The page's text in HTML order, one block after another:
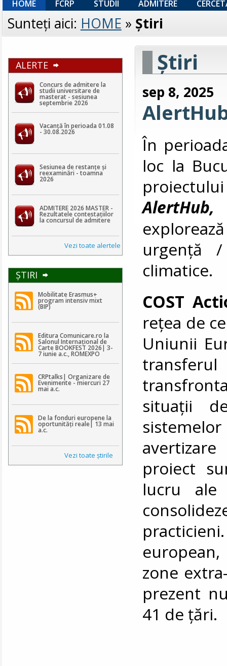
HOME FCRP STUDII ADMITERE
Sunteţi aici: HOME » Ştiri
ALERTE
Concurs de admitere la
studii universitare de
masterat - sesiunea
septembrie 2026
Vacanță în perioada 01.08
- 30.08.2026
Sesiunea de restanțe și
reexaminări - toamna
2026
ADMITERE 2026 MASTER -
Rezultatele contestaţiilor
la concursul de admitere
Vezi toate alertele
ŞTIRI
Mobilitate Erasmus+
program intensiv mixt
(BIP)
Editura Comunicare.ro la
Salonul Internațional de
Carte BOOKFEST 2026| 3-
7 iunie a.c., ROMEXPO
CRPtalks| Organizare de
Evenimente - miercuri 27
mai a.c.
De la fonduri europene la
oportunități reale| 13 mai
a.c.
Vezi toate ştirile
Ştiri
sep 8, 2025
În
loc la
AlertHub,
urgență
climatice.
COST
rețea de
Uniunii
situații
proiect
lucru
zone
prezent
41 de țări.